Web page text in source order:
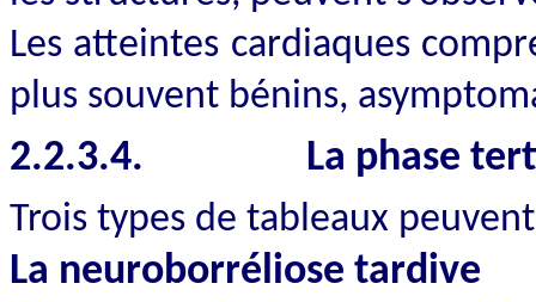
Les atteintes cardiaques
plus souvent bénins,
2.2.3.4. La phase
Trois types de tableaux
La neuroborréliose tardive